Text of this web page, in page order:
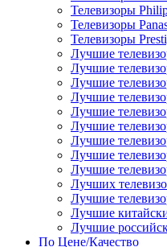
Телевизоры
Телевизоры
Телевизоры
Лучшие
Лучшие
Лучшие
Лучшие
Лучшие
Лучшие
Лучшие
Лучшие
Лучшие
Лучших
Лучшие
Лучшие
Лучшие
По Цене/Качество